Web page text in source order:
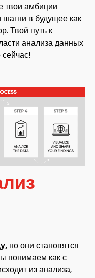
твои амбиции
в будущее как
Твой путь к
анализа данных
но они становятся
понимаем как с
из анализа,